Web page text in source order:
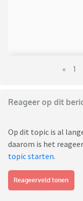
« 1
Reageer op dit
Op dit topic is al
daarom is het
topic starten.
Reageerveld tonen